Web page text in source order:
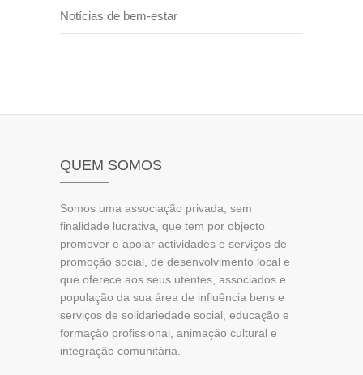
Notícias de bem-estar
QUEM SOMOS
Somos uma associação privada, sem
finalidade lucrativa, que tem por objecto
promover e apoiar actividades e serviços de
promoção social, de desenvolvimento local e
que oferece aos seus utentes, associados e
população da sua área de influência bens e
serviços de solidariedade social, educação e
formação profissional, animação cultural e
integração comunitária.